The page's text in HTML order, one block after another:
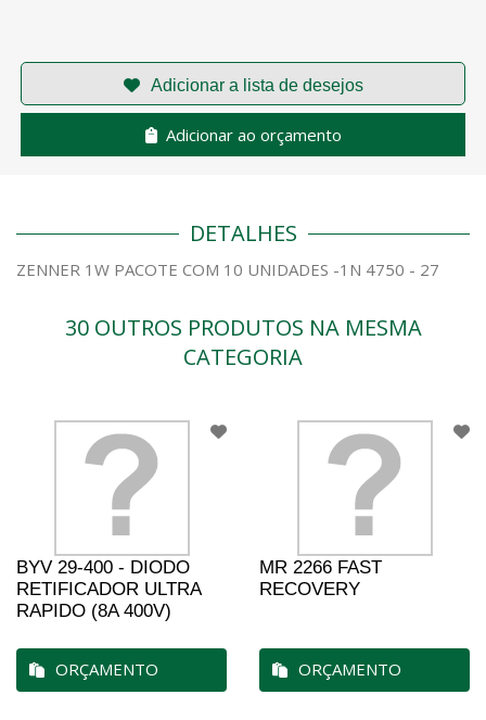
Adicionar ao orçamento
DETALHES
ZENNER 1W PACOTE COM 10 UNIDADES -1N 4750 - 27
30 OUTROS PRODUTOS NA MESMA
CATEGORIA
BYV 29-400 - DIODO
RETIFICADOR ULTRA
RAPIDO (8A 400V)
ORÇAMENTO
MR 2266 FAST
RECOVERY
ORÇAMENTO